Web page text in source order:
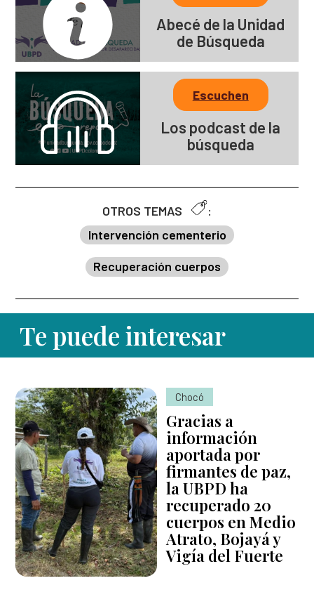
Abecé de la Unidad
de Búsqueda
Escuchen
Los podcast de la
búsqueda
OTROS TEMAS
:
Intervención cementerio
Recuperación cuerpos
Te puede interesar
Chocó
Gracias a
información
aportada por
firmantes de paz,
la UBPD ha
recuperado 20
cuerpos en Medio
Atrato, Bojayá y
Vigía del Fuerte